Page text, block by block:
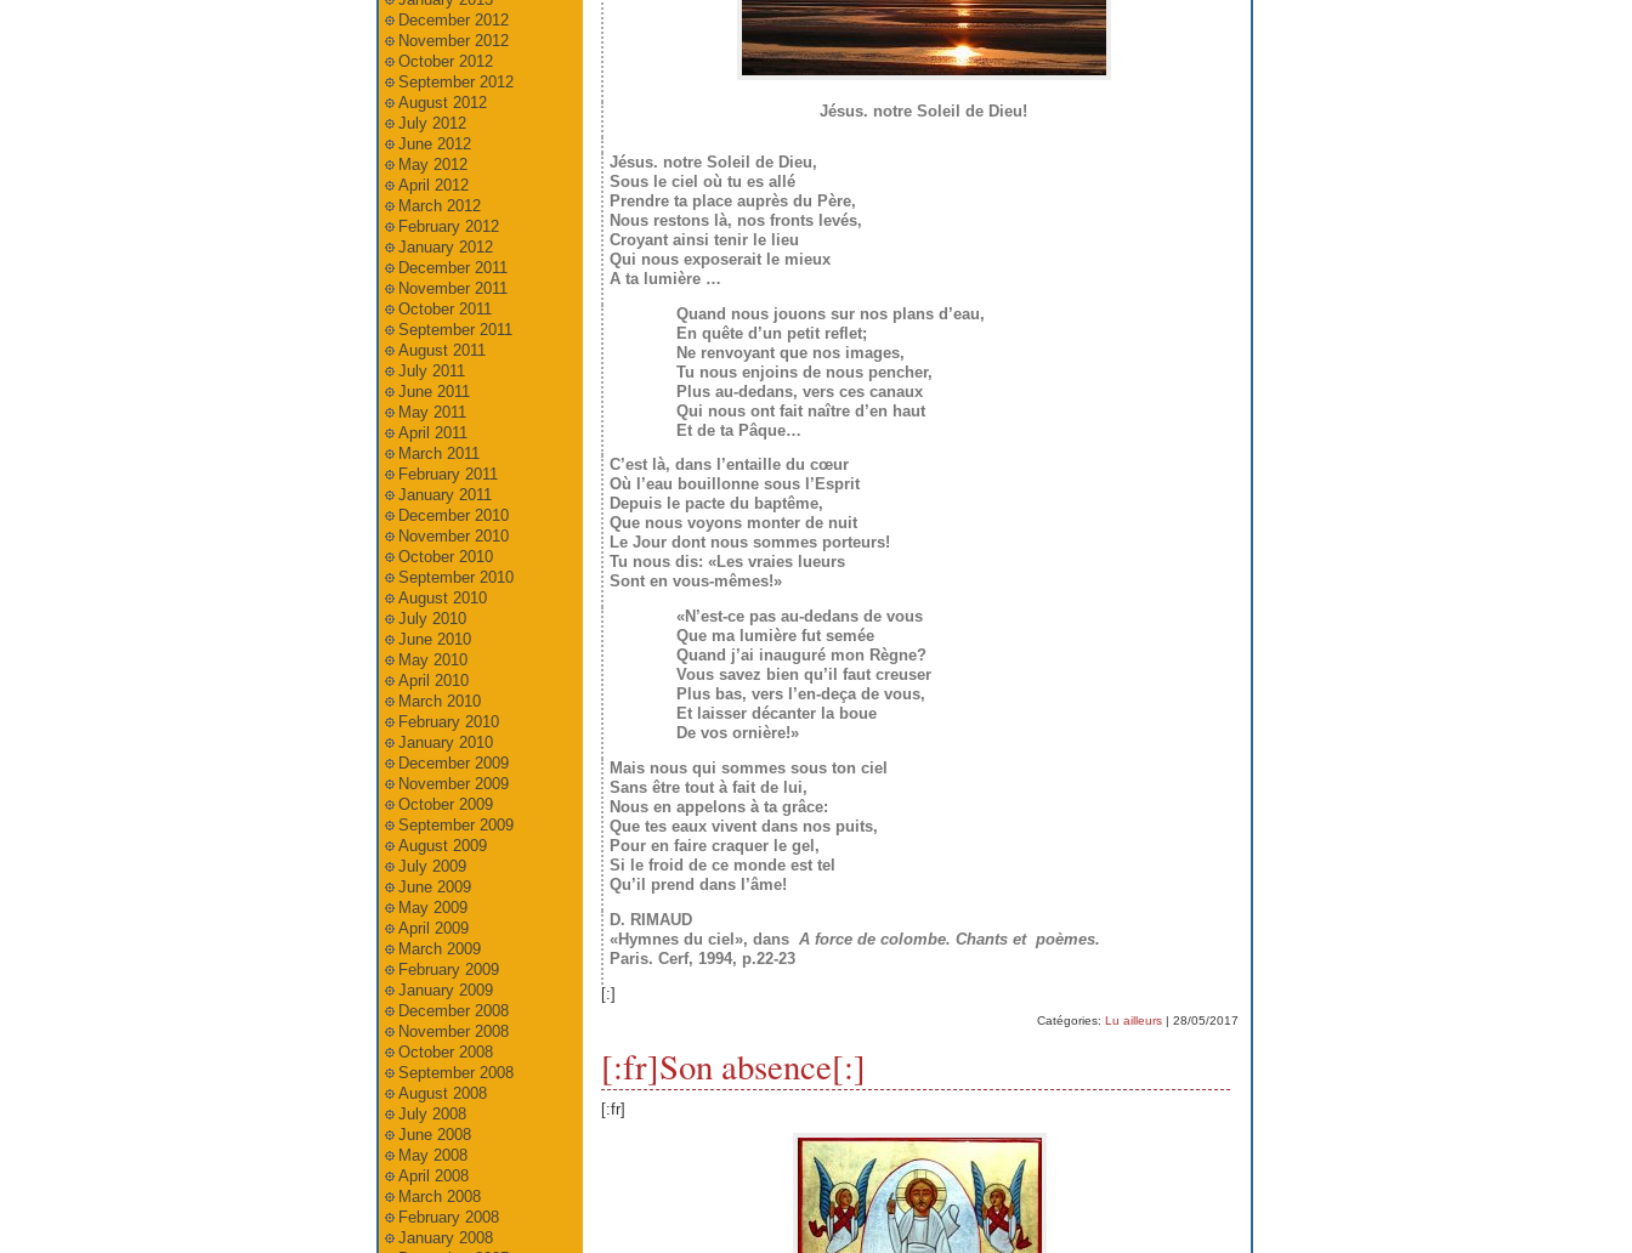
Jésus. notre Soleil de Dieu!
Jésus. notre Soleil de Dieu,
Sous le ciel où tu es allé
Prendre ta place auprès du Père,
Nous restons là, nos fronts levés,
Croyant ainsi tenir le lieu
Qui nous exposerait le mieux
A ta lumière …
Quand nous jouons sur nos plans d’eau,
En quête d’un petit reflet;
Ne renvoyant que nos images,
Tu nous enjoins de nous pencher,
Plus au-dedans, vers ces canaux
Qui nous ont fait naître d’en haut
Et de ta Pâque…
C’est là, dans l’entaille du cœur
Où l’eau bouillonne sous l’Esprit
Depuis le pacte du baptême,
Que nous voyons monter de nuit
Le Jour dont nous sommes porteurs!
Tu nous dis: «Les vraies lueurs
Sont en vous-mêmes!»
«N’est-ce pas au-dedans de vous
Que ma lumière fut semée
Quand j’ai inauguré mon Règne?
Vous savez bien qu’il faut creuser
Plus bas, vers l’en-deça de vous,
Et laisser décanter la boue
De vos ornière!»
Mais nous qui sommes sous ton ciel
Sans être tout à fait de lui,
Nous en appelons à ta grâce:
Que tes eaux vivent dans nos puits,
Pour en faire craquer le gel,
Si le froid de ce monde est tel
Qu’il prend dans l’âme!
D. RIMAUD
«Hymnes du ciel», dans A force de colombe. Chants et poèmes.
Paris. Cerf, 1994, p.22-23
[:]
Catégories: Lu ailleurs| 28/05/2017
[:fr]Son absence[:]
[:fr]
December 2012
November 2012
October 2012
September 2012
August 2012
July 2012
June 2012
May 2012
April 2012
March 2012
February 2012
January 2012
December 2011
November 2011
October 2011
September 2011
August 2011
July 2011
June 2011
May 2011
April 2011
March 2011
February 2011
January 2011
December 2010
November 2010
October 2010
September 2010
August 2010
July 2010
June 2010
May 2010
April 2010
March 2010
February 2010
January 2010
December 2009
November 2009
October 2009
September 2009
August 2009
July 2009
June 2009
May 2009
April 2009
March 2009
February 2009
January 2009
December 2008
November 2008
October 2008
September 2008
August 2008
July 2008
June 2008
May 2008
April 2008
March 2008
February 2008
January 2008